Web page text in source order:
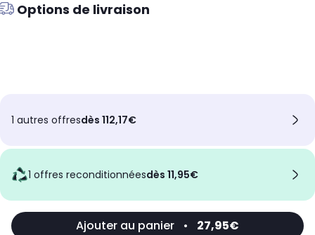
Options de livraison
1 autres offresdès 112,17€
1 offres reconditionnées dès 11,95€
Ajouter au panier • 27,95€